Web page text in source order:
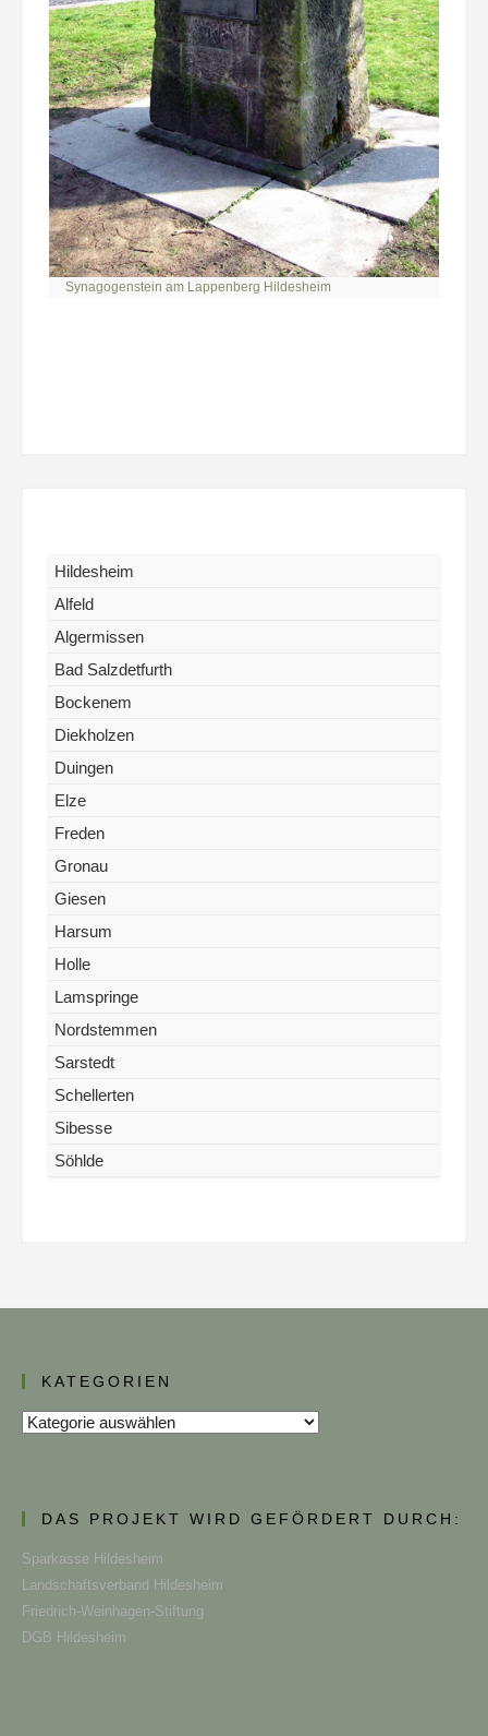
Synagogenstein am Lappenberg Hildesheim
Hildesheim
Alfeld
Algermissen
Bad Salzdetfurth
Bockenem
Diekholzen
Duingen
Elze
Freden
Gronau
Giesen
Harsum
Holle
Lamspringe
Nordstemmen
Sarstedt
Schellerten
Sibesse
Söhlde
KATEGORIEN
Kategorien
DAS PROJEKT WIRD GEFÖRDERT DURCH:
Sparkasse Hildesheim
Landschaftsverband Hildesheim
Friedrich-Weinhagen-Stiftung
DGB Hildesheim